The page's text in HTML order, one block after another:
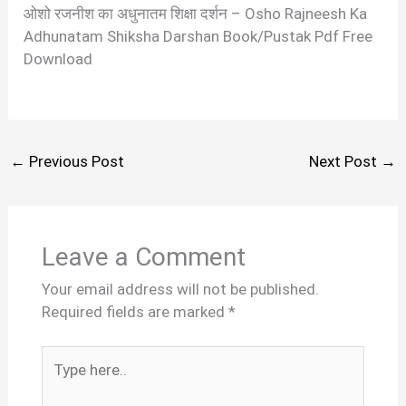
ओशो रजनीश का अधुनातम शिक्षा दर्शन – Osho Rajneesh Ka
Adhunatam Shiksha Darshan Book/Pustak Pdf Free
Download
← Previous Post Next Post →
Leave a Comment
Your email address will not be published.
Required fields are marked *
here..